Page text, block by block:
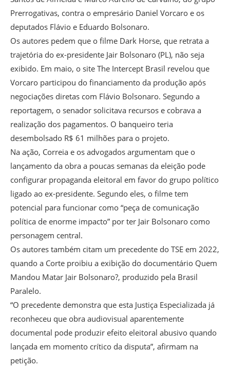
Prerrogativas, contra o empresário Daniel Vorcaro e os
deputados Flávio e Eduardo Bolsonaro.
Os autores pedem que o filme Dark Horse, que retrata a
trajetória do ex-presidente Jair Bolsonaro (PL), não seja
exibido. Em maio, o site The Intercept Brasil revelou que
Vorcaro participou do financiamento da produção após
negociações diretas com Flávio Bolsonaro. Segundo a
reportagem, o senador solicitava recursos e cobrava a
realização dos pagamentos. O banqueiro teria
desembolsado R$ 61 milhões para o projeto.
Na ação, Correia e os advogados argumentam que o
lançamento da obra a poucas semanas da eleição pode
configurar propaganda eleitoral em favor do grupo político
ligado ao ex-presidente. Segundo eles, o filme tem
potencial para funcionar como “peça de comunicação
política de enorme impacto” por ter Jair Bolsonaro como
personagem central.
Os autores também citam um precedente do TSE em 2022,
quando a Corte proibiu a exibição do documentário Quem
Mandou Matar Jair Bolsonaro?, produzido pela Brasil
Paralelo.
“O precedente demonstra que esta Justiça Especializada já
reconheceu que obra audiovisual aparentemente
documental pode produzir efeito eleitoral abusivo quando
lançada em momento crítico da disputa”, afirmam na
petição.